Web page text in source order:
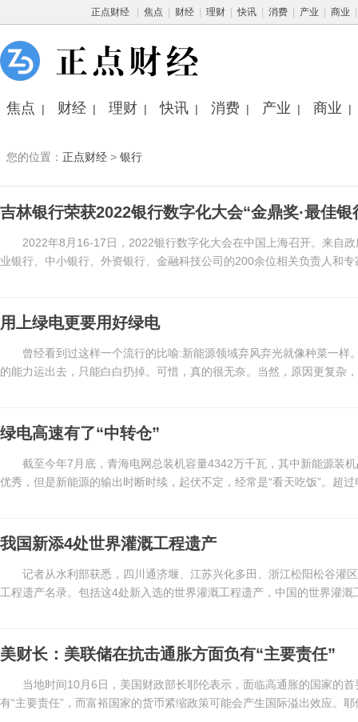
正点财经| 焦点 财经| 理财|快讯| 消费| 产业 商业
焦点 | 财经 | 理财 | 快讯 | 消费 | 产业 | 商业 |
您的位置： 正点财经 > 银行
吉林银行荣获2022银行数字化大会“金鼎奖·最佳
2022年8月16-17日，2022银行数字化大会在中国上海召开。来自
业银行、中小银行、外资银行、金融科技公司的200余位相关负责人和
用上绿电更要用好绿电
曾经看到过这样一个流行的比喻:新能源领域弃风弃光就像种菜一
的能力运出去，只能白白扔掉。可惜，真的很无奈。当然，原因更复
绿电高速有了“中转仓”
截至今年7月底，青海电网总装机容量4342万千瓦，其中新能源装
优秀，但是新能源的输出时断时续，起伏不定，经常是“看天吃饭”。超
我国新添4处世界灌溉工程遗产
记者从水利部获悉，四川通济堰、江苏兴化多田、浙江松阳松谷灌
工程遗产名录。包括这4处新入选的世界灌溉工程遗产，中国的世界灌
美财长：美联储在抗击通胀方面负有“主要责任”
当地时间10月6日，美国财政部长耶伦表示，面临高通胀的国家的
有“主要责任”，而富裕国家的货币紧缩政策可能会产生国际溢出效应。